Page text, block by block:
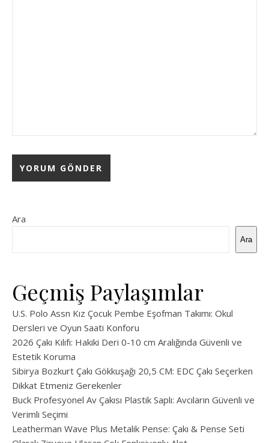
Ara
Ara
Geçmiş Paylaşımlar
U.S. Polo Assn Kız Çocuk Pembe Eşofman Takımı: Okul
Dersleri ve Oyun Saati Konforu
2026 Çakı Kılıfı: Hakiki Deri 0-10 cm Aralığında Güvenli ve
Estetik Koruma
Sibirya Bozkurt Çakı Gökkuşağı 20,5 CM: EDC Çakı Seçerken
Dikkat Etmeniz Gerekenler
Buck Profesyonel Av Çakısı Plastik Saplı: Avcıların Güvenli ve
Verimli Seçimi
Leatherman Wave Plus Metalik Pense: Çakı & Pense Seti